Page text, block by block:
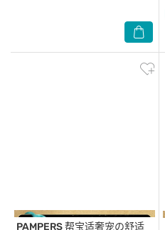
PAMPERS帮宝适奢宠の舒适